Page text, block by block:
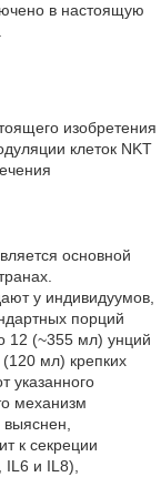
в настоящую
изобретения
клеток NKT
основной
у индивидуумов,
порций
12 (~355 мл) унций
мл) крепких
указанного
механизм
к секреции
и IL8),